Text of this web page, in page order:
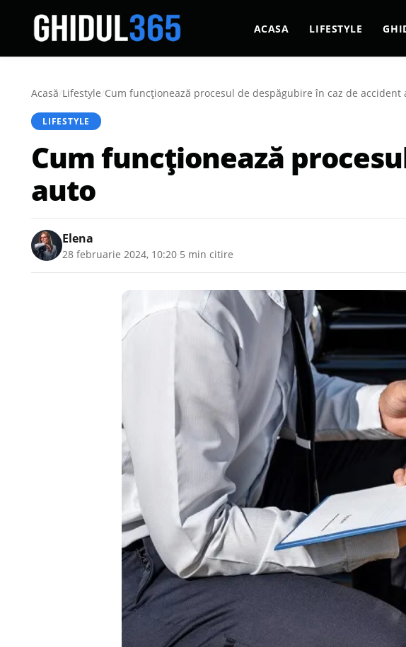
ACASA LIFESTYLE
Acasă/Lifestyle/Cum funcționează procesul de despăgubire în caz de accident
LIFESTYLE
Cum funcționează
auto
Elena
28 februarie 2024, 10:20 5 min citire